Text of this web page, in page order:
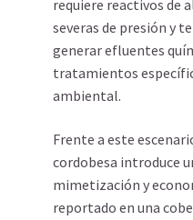
requiere reactivos de
severas de presión y
generar efluentes
tratamientos
ambiental.
Frente a este
cordobesa introduce
mimetización y
reportado en una